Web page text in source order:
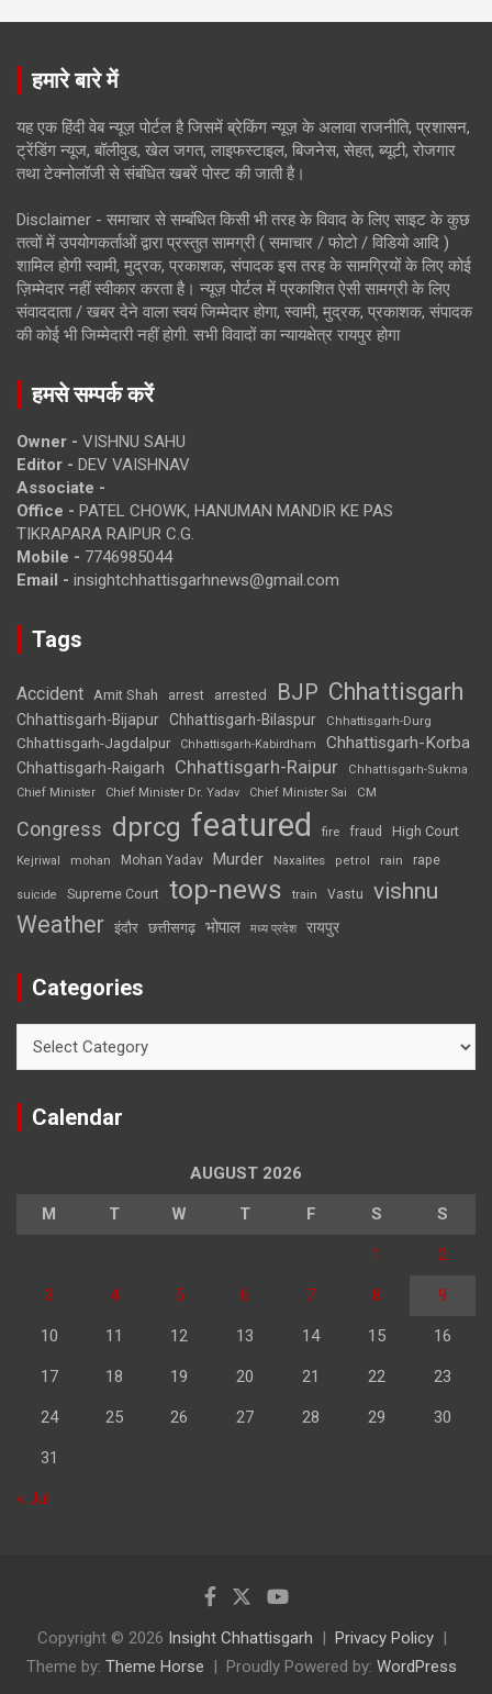
हमारे बारे में
यह एक हिंदी वेब न्यूज़ पोर्टल है जिसमें ब्रेकिंग न्यूज़ के अलावा राजनीति, प्रशासन,
ट्रेंडिंग न्यूज, बॉलीवुड, खेल जगत, लाइफस्टाइल, बिजनेस, सेहत, ब्यूटी, रोजगार
तथा टेक्नोलॉजी से संबंधित खबरें पोस्ट की जाती है।
Disclaimer - समाचार से सम्बंधित किसी भी तरह के विवाद के लिए साइट के कुछ
तत्वों में उपयोगकर्ताओं द्वारा प्रस्तुत सामग्री ( समाचार / फोटो / विडियो आदि )
शामिल होगी स्वामी, मुद्रक, प्रकाशक, संपादक इस तरह के सामग्रियों के लिए कोई
ज़िम्मेदार नहीं स्वीकार करता है। न्यूज़ पोर्टल में प्रकाशित ऐसी सामग्री के लिए
संवाददाता / खबर देने वाला स्वयं जिम्मेदार होगा, स्वामी, मुद्रक, प्रकाशक, संपादक
की कोई भी जिम्मेदारी नहीं होगी. सभी विवादों का न्यायक्षेत्र रायपुर होगा
हमसे सम्पर्क करें
Owner - VISHNU SAHU
Editor - DEV VAISHNAV
Associate -
Office - PATEL CHOWK, HANUMAN MANDIR KE PAS
TIKRAPARA RAIPUR C.G.
Mobile - 7746985044
Email - insightchhattisgarhnews@gmail.com
Tags
Accident Amit Shah arrest arrested BJP Chhattisgarh
Chhattisgarh-Bijapur Chhattisgarh-Bilaspur Chhattisgarh-Durg
Chhattisgarh-Jagdalpur Chhattisgarh-Kabirdham Chhattisgarh-Korba
Chhattisgarh-Raigarh Chhattisgarh-Raipur
Chhattisgarh-Sukma
Chief Minister
Chief Minister Dr. Yadav Chief Minister Sai CM
Congress dprcg featured fire fraud High Court
Kejriwal mohan Mohan Yadav Murder Naxalites petrol rain rape
suicide Supreme Court top-news train Vastu vishnu
Weather इंदौर छत्तीसगढ़ भोपाल मध्य प्रदेश रायपुर
Categories
Calendar
AUGUST 2026
M T W T F S S
1 2
3 4 5 6 7 8 9
10 11 12 13 14 15 16
17 18 19 20 21 22 23
24 25 26 27 28 29 30
31
« Jul
Copyright © 2026 Insight Chhattisgarh
Privacy Policy
Theme by: Theme Horse Proudly Powered by: WordPress